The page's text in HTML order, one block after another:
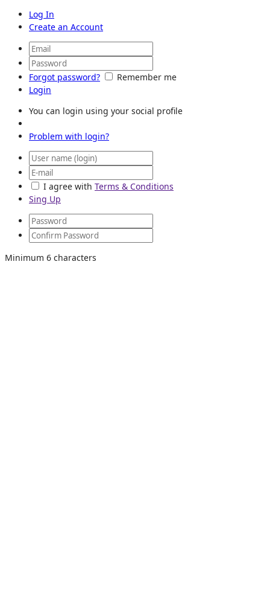
Log In
Create an Account
Forgot password?
Remember me
Login
You can login using your social profile
Problem with login?
I agree with Terms & Conditions
Sing Up
Minimum 6 characters